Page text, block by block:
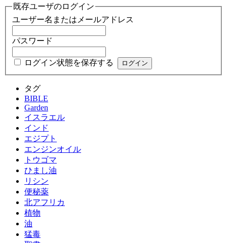
既存ユーザのログイン
ユーザー名またはメールアドレス
パスワード
ログイン状態を保存する
タグ
BIBLE
Garden
イスラエル
インド
エジプト
エンジンオイル
トウゴマ
ひまし油
リシン
便秘薬
北アフリカ
植物
油
猛毒